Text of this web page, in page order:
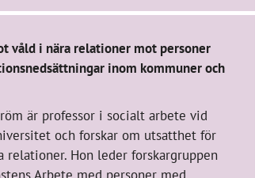
våld i nära relationer mot personer
inom kommuner och
är professor i socialt arbete vid
och forskar om utsatthet för
relationer. Hon leder forskargruppen